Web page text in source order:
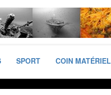
SPORT COIN MATÉRIEL